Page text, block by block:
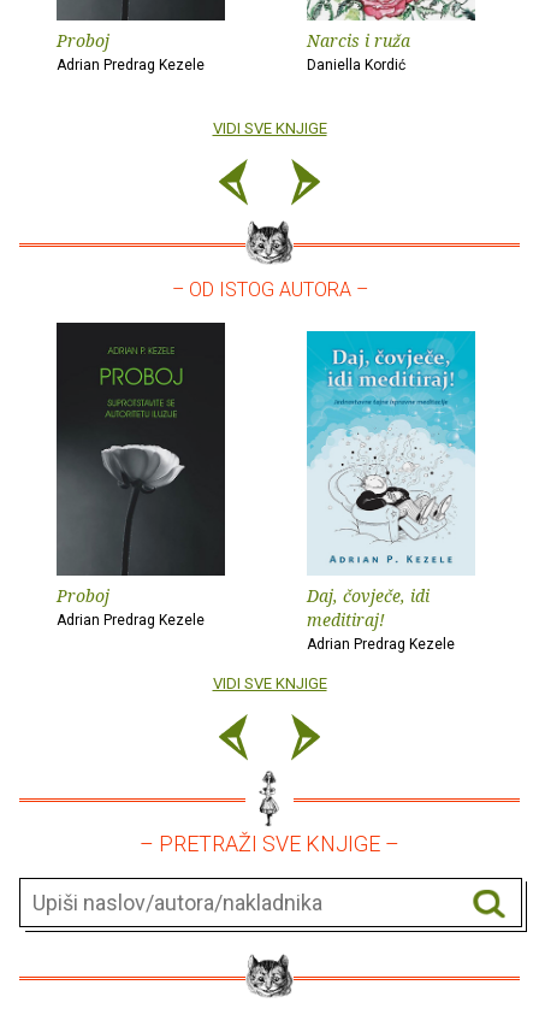
Proboj
Adrian Predrag Kezele
Narcis i ruža
Daniella Kordić
VIDI SVE KNJIGE
– OD ISTOG AUTORA –
Proboj
Adrian Predrag Kezele
Daj, čovječe, idi
meditiraj!
Adrian Predrag Kezele
VIDI SVE KNJIGE
– PRETRAŽI SVE KNJIGE –